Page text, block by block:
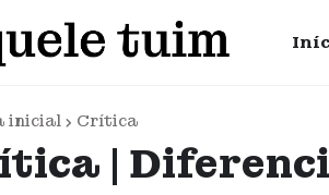
inicial Crítica
|